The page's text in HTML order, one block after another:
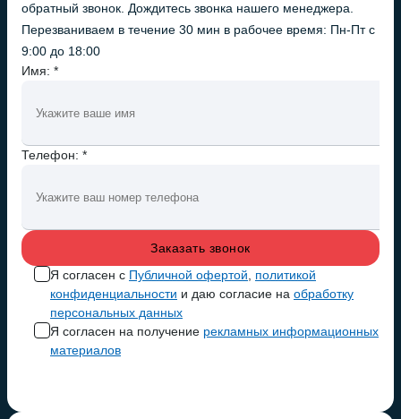
обратный звонок. Дождитесь звонка нашего менеджера.
Перезваниваем в течение 30 мин в рабочее время: Пн-Пт с
9:00 до 18:00
Имя: *
Телефон: *
Я согласен с Публичной офертой
политикой
конфиденциальности и даю согласие на обработку
персональных данных
Я согласен на получение рекламных информационных
материалов